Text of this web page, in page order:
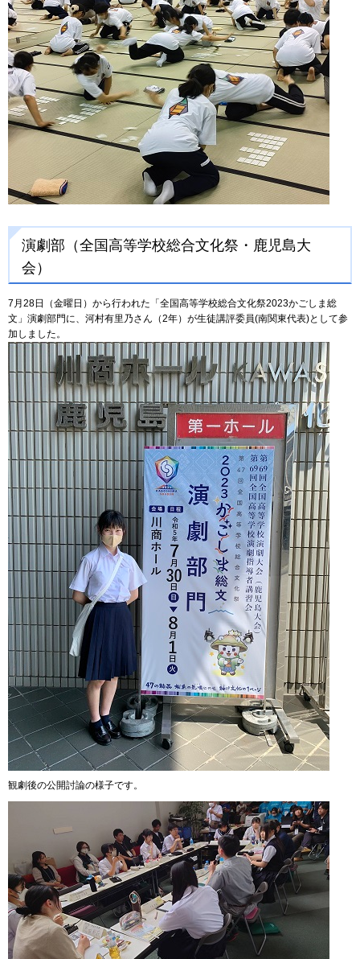
演劇部（全国高等学校総合文化祭・鹿児島大
会）
7月28日（金曜日）から行われた「全国高等学校総合文化祭2023かごしま総
文」演劇部門に、河村有里乃さん（2年）が生徒講評委員(南関東代表)として参
加しました。
観劇後の公開討論の様子です。